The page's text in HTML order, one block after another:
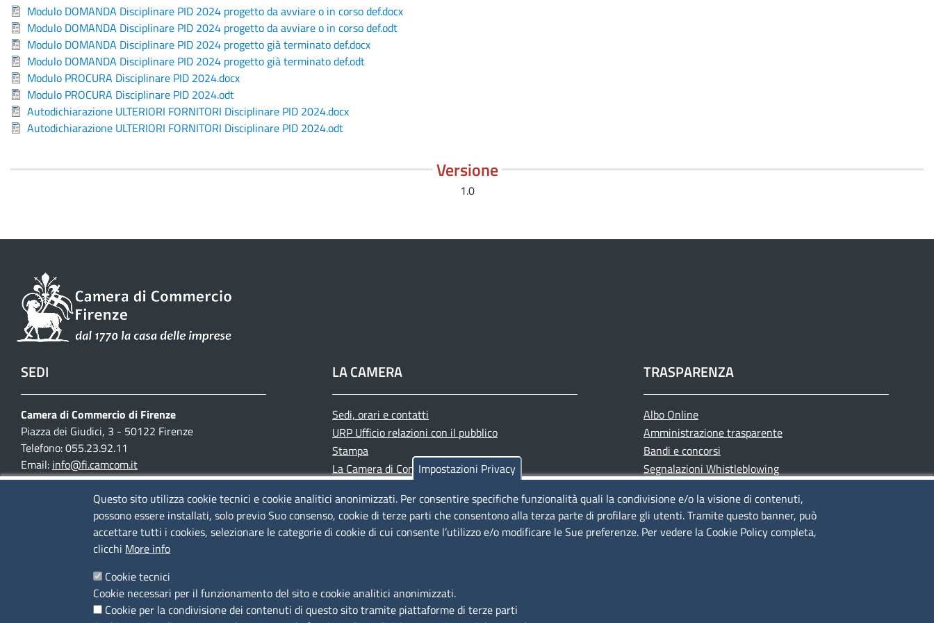
Modulo DOMANDA Disciplinare PID 2024 progetto da avviare o in corso def.docx
Modulo DOMANDA Disciplinare PID 2024 progetto da avviare o in corso def.odt
Modulo DOMANDA Disciplinare PID 2024 progetto già terminato def.docx
Modulo DOMANDA Disciplinare PID 2024 progetto già terminato def.odt
Modulo PROCURA Disciplinare PID 2024.docx
Modulo PROCURA Disciplinare PID 2024.odt
Autodichiarazione ULTERIORI FORNITORI Disciplinare PID 2024.docx
Autodichiarazione ULTERIORI FORNITORI Disciplinare PID 2024.odt
Versione
1.0
SEDI
Camera di Commercio di Firenze
Piazza dei Giudici, 3 - 50122 Firenze
Telefono: 055.23.92.11
Email: info@fi.camcom.it
Posta elettronica certificata:
cciaa.firenze@fi.legalmail.camcom.it
Partita IVA 03097420487
Codice fiscale 80002690487
Accesso riservato
LA CAMERA
Sedi, orari e contatti
URP Ufficio relazioni con il pubblico
Stampa
La Camera di Commercio oggi
Siti tematici
TRASPARENZA
Albo Online
Amministrazione trasparente
Bandi e concorsi
Segnalazioni Whistleblowing
IBAN e pagamenti informatici
Informative privacy e cookie
Verifiche PA
Impostazioni Privacy
Questo sito utilizza cookie tecnici e cookie analitici anonimizzati. Per consentire specifiche funzionalità quali la condivisione e/o la visione di contenuti,
possono essere installati, solo previo Suo consenso, cookie di terze parti che consentono alla terza parte di profilare gli utenti. Tramite questo banner, può
accettare tutti i cookies, selezionare le categorie di cookie di cui consente l’utilizzo e/o modificare le Sue preferenze. Per vedere la Cookie Policy completa,
clicchi More info
Cookie tecnici
Cookie necessari per il funzionamento del sito e cookie analitici anonimizzati.
Cookie per la condivisione dei contenuti di questo sito tramite piattaforme di terze parti